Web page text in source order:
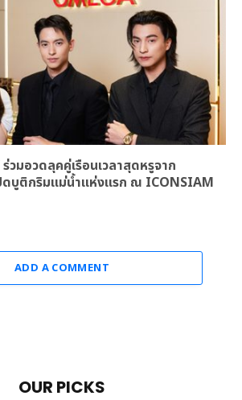
วมอวดลุคคู่เรือนเวลาสุดหรูจาก
ดบูติกริมแม่น้ำแห่งแรก ณ ICONSIAM
ADD A COMMENT
OUR PICKS